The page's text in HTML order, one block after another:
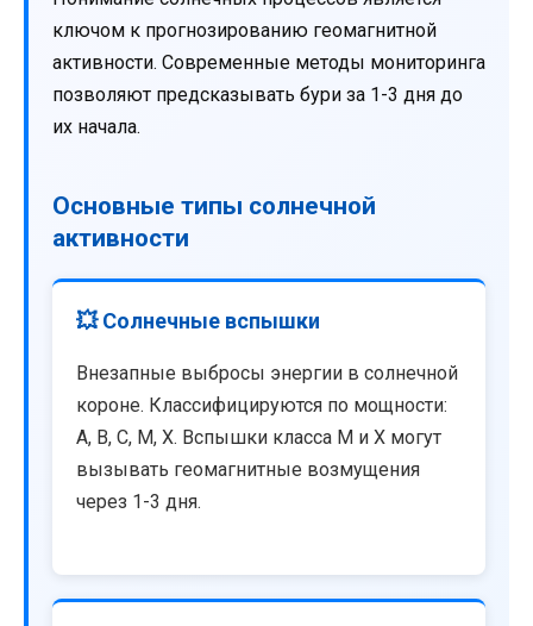
ключом к прогнозированию геомагнитной
активности. Современные методы мониторинга
позволяют предсказывать бури за 1-3 дня до
их начала.
Основные типы солнечной
активности
💥 Солнечные вспышки
Внезапные выбросы энергии в солнечной
короне. Классифицируются по мощности:
A, B, C, M, X. Вспышки класса M и X могут
вызывать геомагнитные возмущения
через 1-3 дня.